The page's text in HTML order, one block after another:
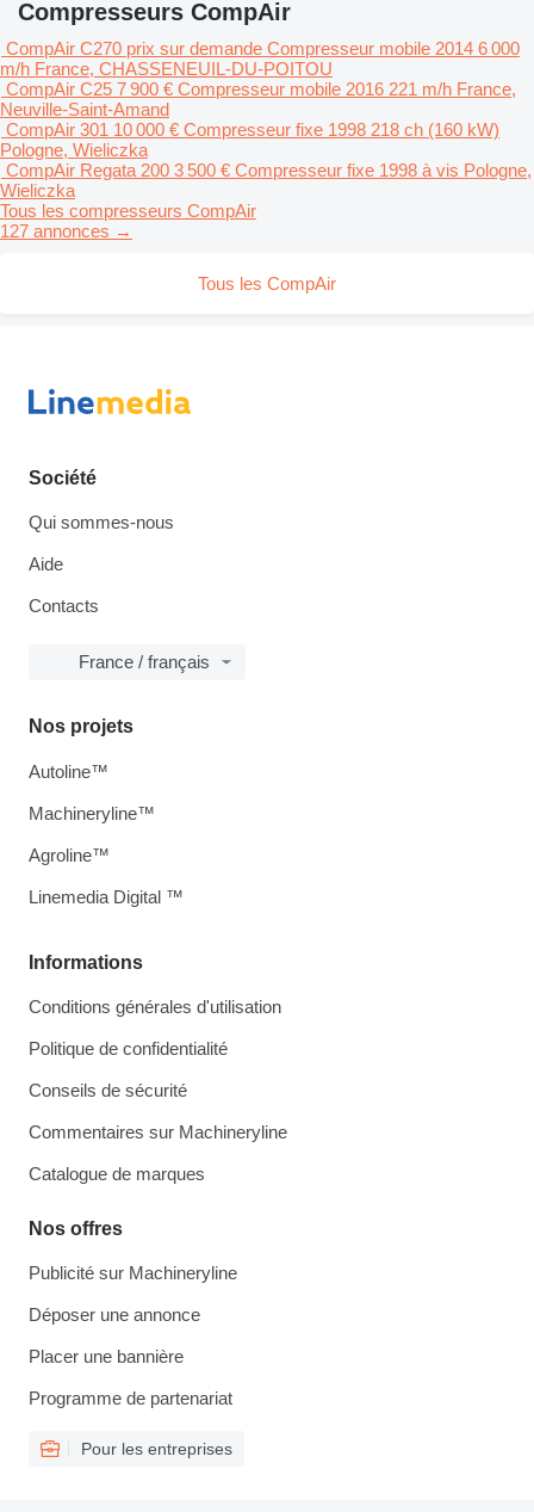
Compresseurs CompAir
CompAir C270 prix sur demande Compresseur mobile 2014 6 000
m/h France, CHASSENEUIL-DU-POITOU
CompAir C25 7 900 € Compresseur mobile 2016 221 m/h France,
Neuville-Saint-Amand
CompAir 301 10 000 € Compresseur fixe 1998 218 ch (160 kW)
Pologne, Wieliczka
CompAir Regata 200 3 500 € Compresseur fixe 1998 à vis Pologne,
Wieliczka
Tous les compresseurs CompAir
127 annonces →
Tous les CompAir
Société
Qui sommes-nous
Aide
Contacts
France / français
Informations
Conditions générales d'utilisation
Politique de confidentialité
Conseils de sécurité
Commentaires sur Machineryline
Catalogue de marques
Nos offres
Publicité sur Machineryline
Déposer une annonce
Placer une bannière
Programme de partenariat
Pour les entreprises
Nos projets
Autoline™
Machineryline™
Agroline™
Linemedia Digital ™